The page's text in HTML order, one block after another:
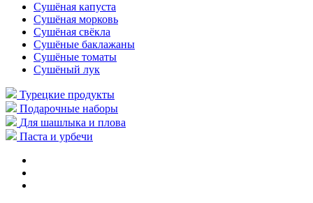
Сушёная капуста
Сушёная морковь
Сушёная свёкла
Сушёные баклажаны
Сушёные томаты
Сушёный лук
Турецкие продукты
Подарочные наборы
Для шашлыка и плова
Паста и урбечи